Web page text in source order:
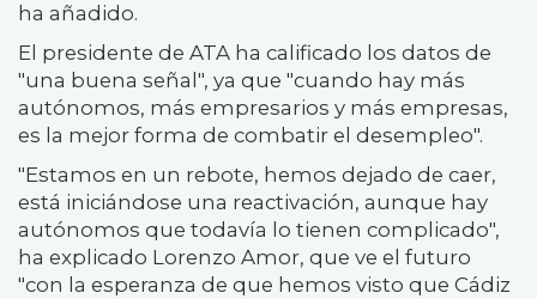
ha añadido.
El presidente de ATA ha calificado los datos de
"una buena señal", ya que "cuando hay más
autónomos, más empresarios y más empresas,
es la mejor forma de combatir el desempleo".
"Estamos en un rebote, hemos dejado de caer,
está iniciándose una reactivación, aunque hay
autónomos que todavía lo tienen complicado",
ha explicado Lorenzo Amor, que ve el futuro
"con la esperanza de que hemos visto que Cádiz